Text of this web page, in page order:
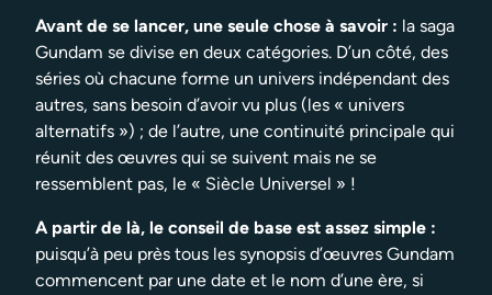
Avant de se lancer, une seule chose à savoir : la saga
Gundam se divise en deux catégories. D’un côté, des
séries où chacune forme un univers indépendant des
autres, sans besoin d’avoir vu plus (les « univers
alternatifs ») ; de l’autre, une continuité principale qui
réunit des œuvres qui se suivent mais ne se
ressemblent pas, le « Siècle Universel » !
A partir de là, le conseil de base est assez simple :
puisqu’à peu près tous les synopsis d’œuvres Gundam
commencent par une date et le nom d’une ère, si